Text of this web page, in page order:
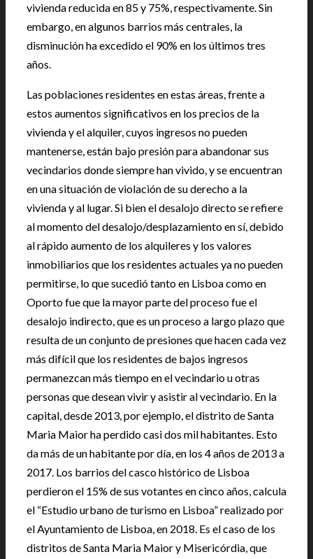
vivienda reducida en 85 y 75%, respectivamente. Sin
embargo, en algunos barrios más centrales, la
disminución ha excedido el 90% en los últimos tres
años.
Las poblaciones residentes en estas áreas, frente a
estos aumentos significativos en los precios de la
vivienda y el alquiler, cuyos ingresos no pueden
mantenerse, están bajo presión para abandonar sus
vecindarios donde siempre han vivido, y se encuentran
en una situación de violación de su derecho a la
vivienda y al lugar. Si bien el desalojo directo se refiere
al momento del desalojo/desplazamiento en sí, debido
al rápido aumento de los alquileres y los valores
inmobiliarios que los residentes actuales ya no pueden
permitirse, lo que sucedió tanto en Lisboa como en
Oporto fue que la mayor parte del proceso fue el
desalojo indirecto, que es un proceso a largo plazo que
resulta de un conjunto de presiones que hacen cada vez
más difícil que los residentes de bajos ingresos
permanezcan más tiempo en el vecindario u otras
personas que desean vivir y asistir al vecindario. En la
capital, desde 2013, por ejemplo, el distrito de Santa
Maria Maior ha perdido casi dos mil habitantes. Esto
da más de un habitante por día, en los 4 años de 2013 a
2017. Los barrios del casco histórico de Lisboa
perdieron el 15% de sus votantes en cinco años, calcula
el “Estudio urbano de turismo en Lisboa” realizado por
el Ayuntamiento de Lisboa, en 2018. Es el caso de los
distritos de Santa Maria Maior y Misericórdia, que